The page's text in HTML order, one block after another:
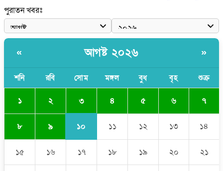
রাষ্ট্রপতি পদে প্রস্তাব পাননি ড. ইউনূস, বিএনপির বিবেচনায় মির্জা ফখরুল
আধা কিলোমিটারের কাজ চলছে মাসের পর মাস: কুমিল্লার ‘আমতলীতে’
মেয়েদের আপত্তিকর ছবি তুলে লন্ডনে বয়ফ্রেন্ডের কাছে পাঠাতেন ইসলামী
বিশ্ববিদ্যালয়ের ছাত্রী
পুরাতন খবরঃ
« আগষ্ট ২০২৬ »
শনি রবি সোম মঙ্গল বুধ বৃহ শুক্র
১ ২ ৩ ৪ ৫ ৬ ৭
৮ ৯ ১০ ১১ ১২ ১৩ ১৪
১৫ ১৬ ১৭ ১৮ ১৯ ২০ ২১